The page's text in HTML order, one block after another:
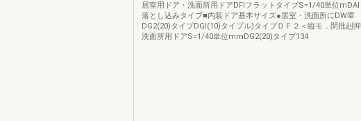
居室用ドア・洗面所用ドアDFlフラットタイプS=1/40単位mDAl
落とし込みタイブ■内装ドア基本サイズ●居室・洗面所にDW翠
DG2(20)タイプDGl(10)タイプル)タイプＤＦ２＜縦モ．閉批赳抑
洗面所用ドアS=1/40単位mmDG2(20)タイブ134